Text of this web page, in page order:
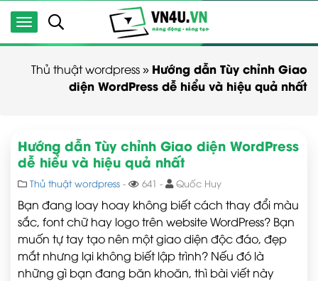
Thủ thuật wordpress» Hướng dẫn Tùy chỉnh Giao
diện WordPress dễ hiểu và hiệu quả nhất
Hướng dẫn Tùy chỉnh Giao diện WordPress
dễ hiểu và hiệu quả nhất
Thủ thuật wordpress - 641 - Quốc Huy
Bạn đang loay hoay không biết cách thay đổi màu
sắc, font chữ hay logo trên website WordPress? Bạn
muốn tự tay tạo nên một giao diện độc đáo, đẹp
mắt nhưng lại không biết lập trình? Nếu đó là
những gì bạn đang băn khoăn, thì bài viết này